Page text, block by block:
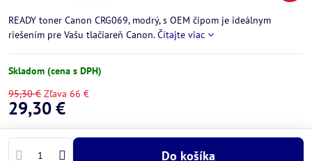
READY toner Canon CRG069, modrý, s OEM čipom je ideálnym
riešením pre Vašu tlačiareň Canon.Čítajte viac
Skladom (cena s DPH)
95,30 € Zľava 66 €
29,30 €
Do košíka